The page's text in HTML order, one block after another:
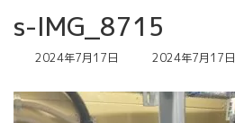
s-IMG_8715
2024年7月17日
最
更
新
2024年7月17日